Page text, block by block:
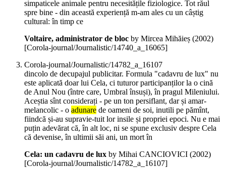
simpaticele animale pentru necesitățile fiziologice. Tot răul
spre bine - din această experiență m-am ales cu un câștig
cultural: în timp ce
Voltaire, administrator de bloc by Mircea Mihăieș (2002)
[Corola-journal/Journalistic/14740_a_16065]
Corola-journal/Journalistic/14782_a_16107
dincolo de decupajul publicitar. Formula "cadavru de lux" nu
este aplicată doar lui Cela, ci tuturor participanților la o cină
de Anul Nou (între care, Umbral însuși), în pragul Mileniului.
Aceștia sînt considerați - pe un ton persiflant, dar și amar-
melancolic - o adunare de oameni de soi, inutili pe pămînt,
fiindcă și-au supravie-tuit lor insile și propriei epoci. Nu e mai
puțin adevărat că, în alt loc, ni se spune exclusiv despre Cela
că devenise, în ultimii săi ani, un mort în
Cela: un cadavru de lux by Mihai CANCIOVICI (2002)
[Corola-journal/Journalistic/14782_a_16107]